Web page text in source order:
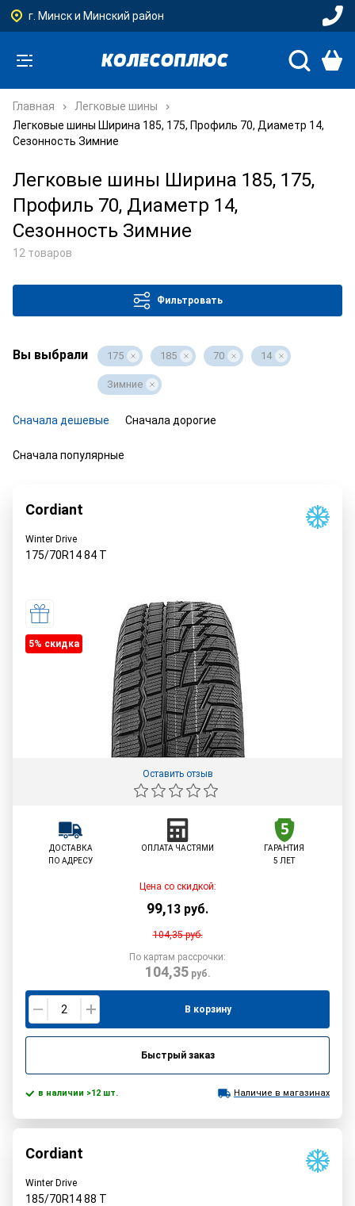
г. Минск и Минский район
Главная
Легковые шины
Легковые шины Ширина 185, 175, Профиль 70, Диаметр 14,
Сезонность Зимние
Легковые шины Ширина 185, 175,
Профиль 70, Диаметр 14,
Сезонность Зимние
12 товаров
Фильтровать
Вы выбрали 175 185 70 14
Зимние
Сначала дешевые Сначала дорогие
Сначала популярные
Cordiant
Winter Drive
175/70R1484 T
5% cкидка
Оставить отзыв
ДОСТАВКА
ПО АДРЕСУ
ОПЛАТА ЧАСТЯМИ
ГАРАНТИЯ
5 ЛЕТ
Цена со скидкой:
99,13 руб.
104,35руб.
По картам рассрочки:
104,35руб.
В корзину
Быстрый заказ
в наличии >12 шт. Наличие в магазинах
Cordiant
Winter Drive
185/70R1488 T